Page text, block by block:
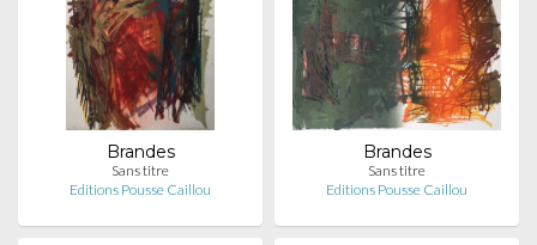
Brandes
Sans titre
Editions Pousse Caillou
Brandes
Sans titre
Editions Pousse Caillou